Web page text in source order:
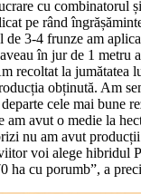
cu combinatorul
pe rând
3-4 frunze am
în jur de 1 metru
recoltat la jumătatea
obținută. Am
cele mai bune
am avut o medie la
nu am avut producții
voi alege hibridul
ha cu porumb”, a